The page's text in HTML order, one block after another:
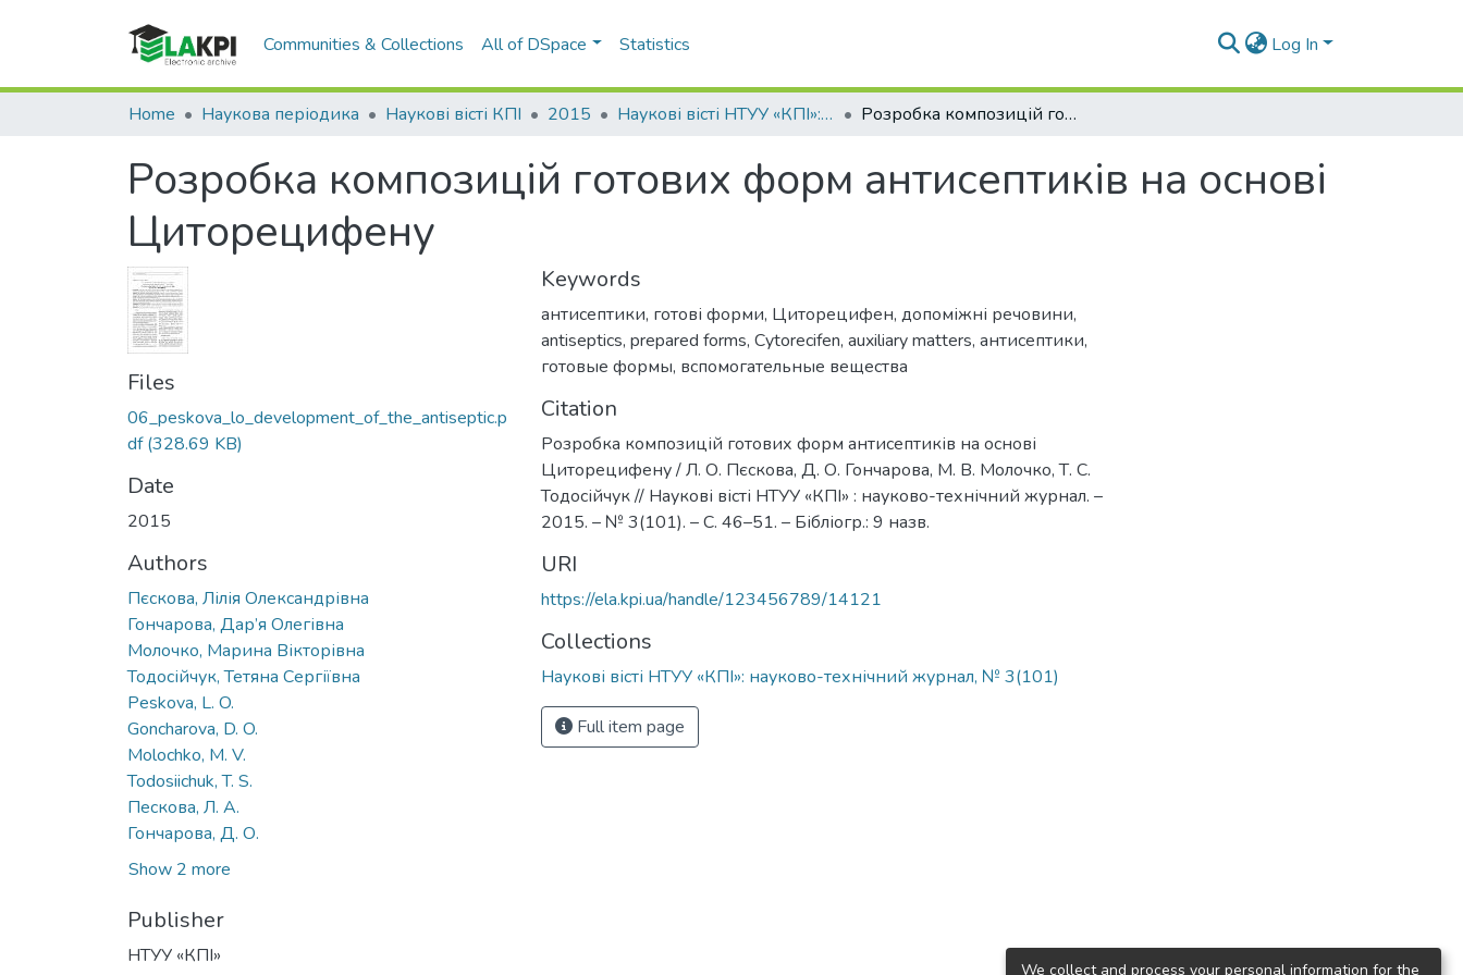
Communities & Collections All of DSpace Statistics Log In
Home Наукова періодика Наукові вісті КПІ 2015 Наукові вісті НТУУ «КПІ»: науково-технічний журнал, № 3(101) Розробка композицій готових форм антисептиків на основі Циторецифену
Розробка композицій готових форм антисептиків на основі
Циторецифену
Files
06_peskova_lo_development_of_the_antiseptic.p
df(328.69 KB)
Date
2015
Authors
Пєскова, Лілія Олександрівна
Гончарова, Дар’я Олегівна
Молочко, Марина Вікторівна
Тодосійчук, Тетяна Сергіївна
Peskova, L. O.
Goncharova, D. O.
Molochko, M. V.
Todosiichuk, T. S.
Пескова, Л. А.
Гончарова, Д. О.
Show 2 more
Publisher
НТУУ «КПІ»
Keywords
антисептики, готові форми, Циторецифен, допоміжні речовини,
antiseptics, prepared forms, Cytorecifen, auxiliary matters, антисептики,
готовые формы, вспомогательные вещества
Citation
Розробка композицій готових форм антисептиків на основі
Циторецифену / Л. О. Пєскова, Д. О. Гончарова, М. В. Молочко, Т. С.
Тодосійчук // Наукові вісті НТУУ «КПІ» : науково-технічний журнал. –
2015. – № 3(101). – С. 46–51. – Бібліогр.: 9 назв.
URI
https://ela.kpi.ua/handle/123456789/14121
Collections
Наукові вісті НТУУ «КПІ»: науково-технічний журнал, № 3(101)
Full item page
We collect and process your personal information for the